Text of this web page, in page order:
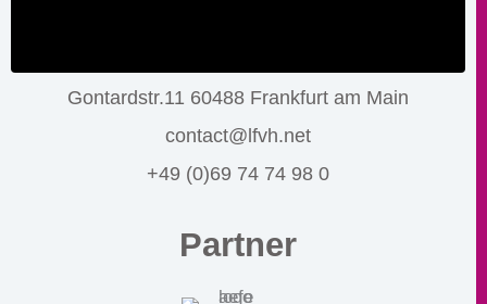
Gontardstr.11 60488 Frankfurt am Main
contact@lfvh.net
+49 (0)69 74 74 98 0
Partner